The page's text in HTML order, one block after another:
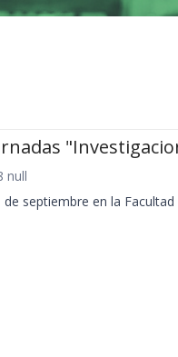
null
de septiembre en la Facultad